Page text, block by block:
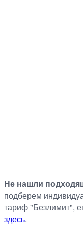
Не нашли
подберем
тариф "Безлимит",
здесь.